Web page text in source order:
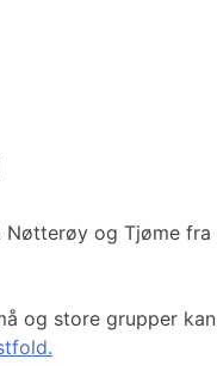
Nøtterøy og Tjøme fra
og store grupper kan